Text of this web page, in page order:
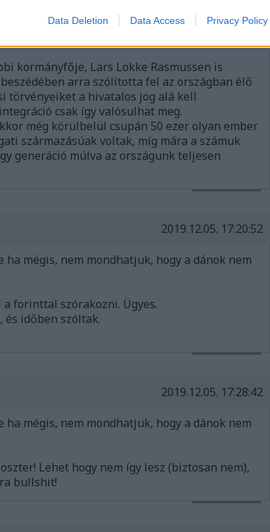
Data Deletion Data Access Privacy Policy
kormányfője, Lars Lokke Rasmussen is
arra szólította fel az országban élő
törvényeiket a hivatalos jog alá kell
csak így valósulhat meg.
még körülbelül csupán 50 ezer olyan ember
származásúak voltak, míg mára a számuk
generáció múlva az országunk teljesen
2019.12.05. 17:20:52
ha mégis, nem mondhatjuk, hogy a dánok nem
forinttal szórakozni. Ügyes.
időben szóltak.
2019.12.05. 17:28:42
ha mégis, nem mondhatjuk, hogy a dánok nem
Lehet hogy nem így lesz (biztosan nem),
bullshit!